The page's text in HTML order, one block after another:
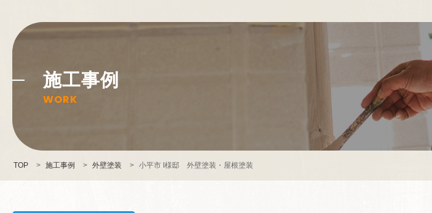
施工事例
WORK
TOP > 施工事例 > 外壁塗装 > 小平市 I様邸 外壁塗装・屋根塗装